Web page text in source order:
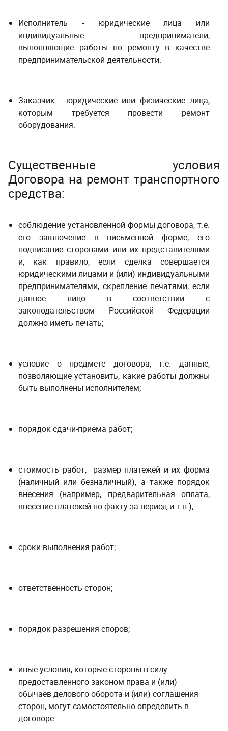
Исполнитель - юридические лица или
индивидуальные предприниматели,
выполняющие работы по ремонту в качестве
предпринимательской деятельности.
Заказчик - юридические или физические лица,
которым требуется провести ремонт
оборудования.
Существенные условия
Договора на ремонт транспортного
средства:
соблюдение установленной формы договора, т.е.
его заключение в письменной форме, его
подписание сторонами или их представителями
и, как правило, если сделка совершается
юридическими лицами и (или) индивидуальными
предпринимателями, скрепление печатями, если
данное лицо в соответствии с
законодательством Российской Федерации
должно иметь печать;
условие о предмете договора, т.е. данные,
позволяющие установить, какие работы должны
быть выполнены исполнителем;
порядок сдачи-приема работ;
стоимость работ, размер платежей и их форма
(наличный или безналичный), а также порядок
внесения (например, предварительная оплата,
внесение платежей по факту за период и т.п.);
сроки выполнения работ;
ответственность сторон;
порядок разрешения споров;
иные условия, которые стороны в силу
предоставленного законом права и (или)
обычаев делового оборота и (или) соглашения
сторон, могут самостоятельно определить в
договоре.